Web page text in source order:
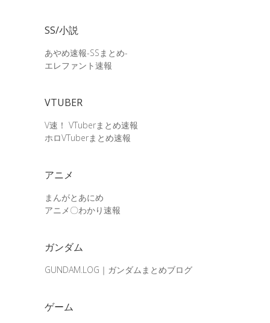
SS/小説
あやめ速報-SSまとめ-
エレファント速報
VTUBER
V速！ VTuberまとめ速報
ホロVTuberまとめ速報
アニメ
まんがとあにめ
アニメ〇わかり速報
ガンダム
GUNDAM.LOG｜ガンダムまとめブログ
ゲーム